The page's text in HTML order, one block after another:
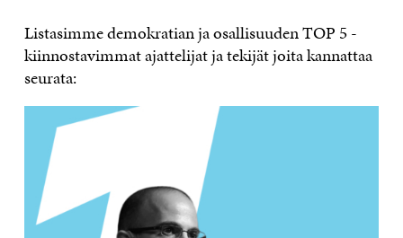
Listasimme demokratian ja osallisuuden TOP 5 -
kiinnostavimmat ajattelijat ja tekijät joita kannattaa
seurata: